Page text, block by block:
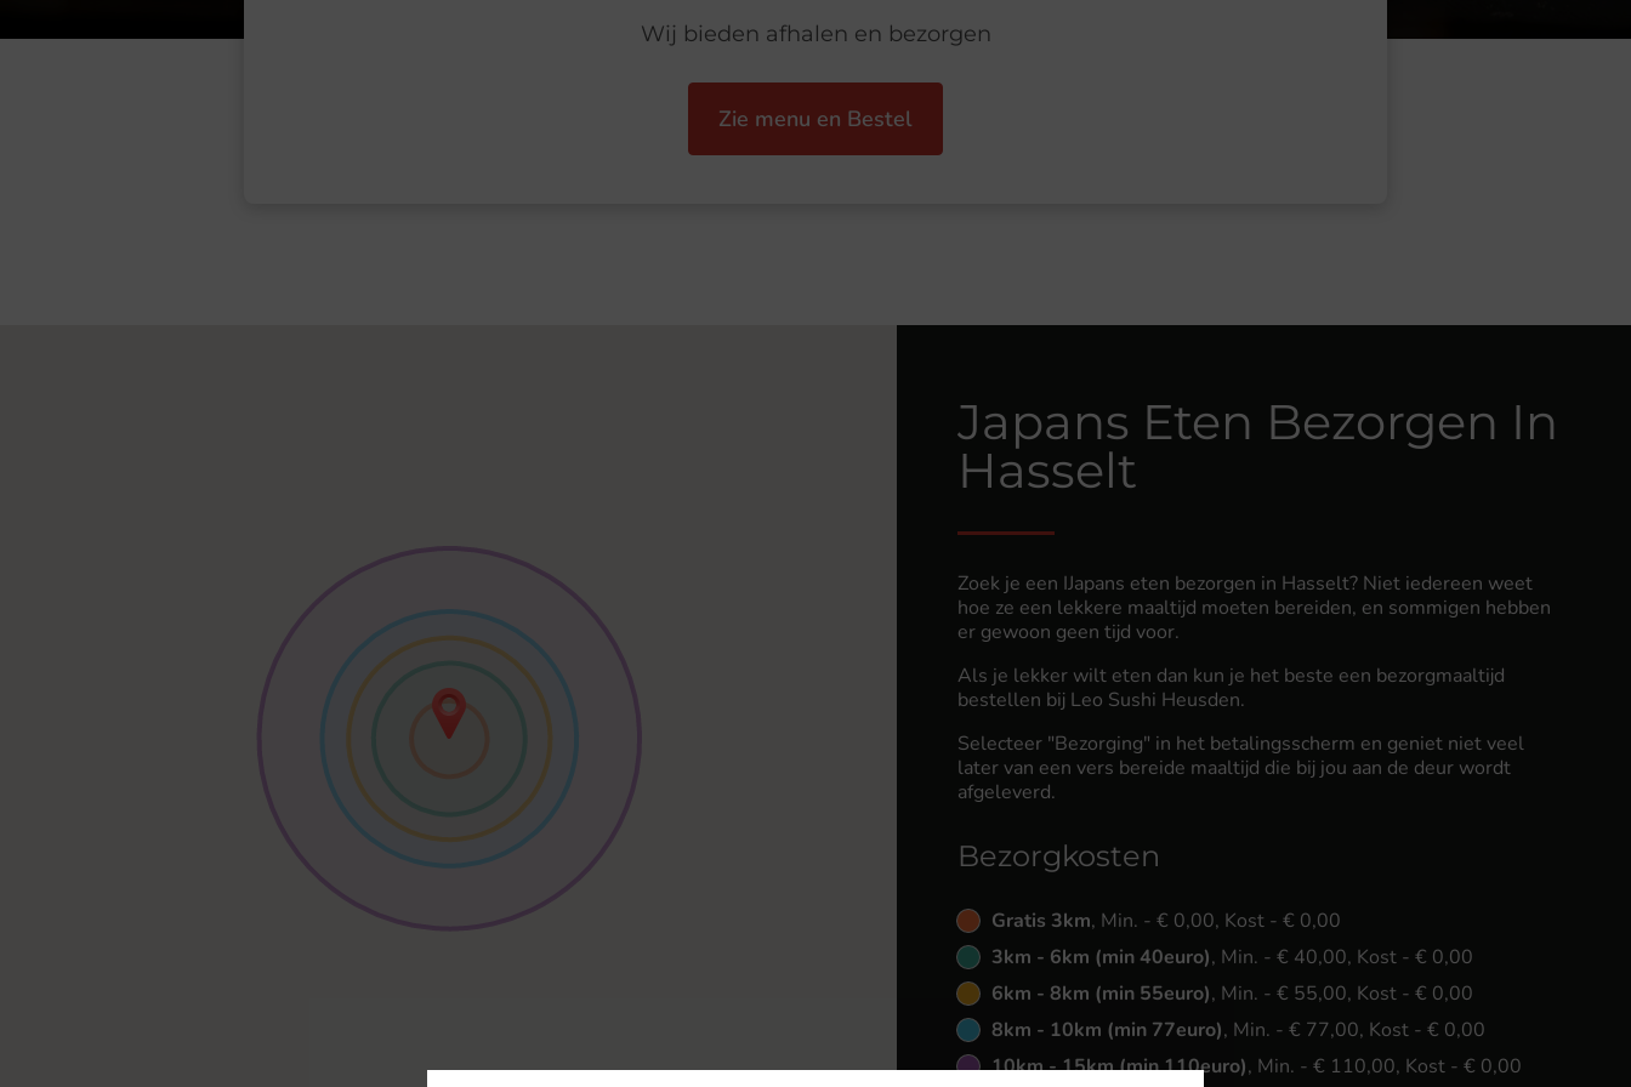
Wij bieden afhalen en bezorgen
Zie menu en Bestel
Japans Eten Bezorgen In
Hasselt
Zoek je een IJapans eten bezorgen in Hasselt? Niet iedereen weet
hoe ze een lekkere maaltijd moeten bereiden, en sommigen hebben
er gewoon geen tijd voor.
Als je lekker wilt eten dan kun je het beste een bezorgmaaltijd
bestellen bij Leo Sushi Heusden.
Selecteer "Bezorging" in het betalingsscherm en geniet niet veel
later van een vers bereide maaltijd die bij jou aan de deur wordt
afgeleverd.
Bezorgkosten
Gratis 3km, Min. - € 0,00, Kost - € 0,00
3km - 6km (min 40euro), Min. - € 40,00, Kost - € 0,00
6km - 8km (min 55euro), Min. - € 55,00, Kost - € 0,00
8km - 10km (min 77euro), Min. - € 77,00, Kost - € 0,00
10km - 15km (min 110euro), Min. - € 110,00, Kost - € 0,00